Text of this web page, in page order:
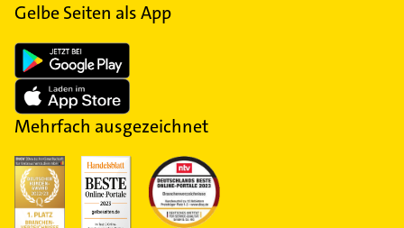
Gelbe Seiten als App
Mehrfach ausgezeichnet